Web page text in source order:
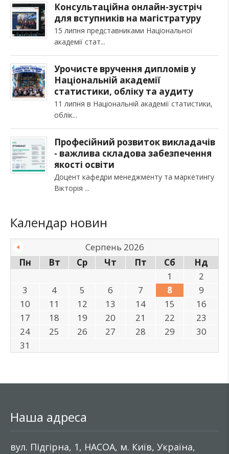
Консультаційна онлайн-зустріч
для вступників на магістратуру
15 липня представниками Національної
академії стат
Урочисте вручення дипломів у
Національній академії
статистики, обліку та аудиту
11 липня в Національній академії статистики,
облік
Професійний розвиток викладачів
- важлива складова забезпечення
якості освіти
Доцент кафедри менеджменту та маркетингу
Вікторія
Календар новин
Серпень 2026
Пн
Вт Ср Чт Пт Сб
Нд
1
2
3
4 5 6 7 8
9
10
11 12 13 14 15
16
17
18 19 20 21 22
23
24
25 26 27 28 29
30
31
Наша адреса
вул. Підгірна, 1, НАСОА, м. Київ, Україна,